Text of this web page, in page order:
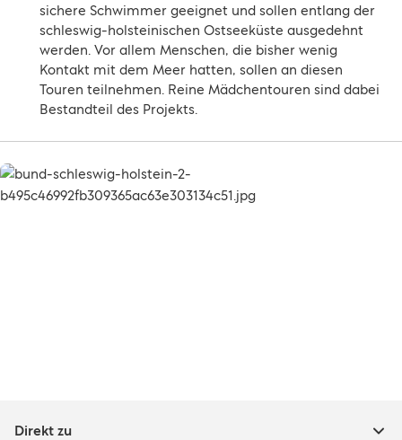
sichere Schwimmer geeignet und sollen entlang der
schleswig-holsteinischen Ostseeküste ausgedehnt
werden. Vor allem Menschen, die bisher wenig
Kontakt mit dem Meer hatten, sollen an diesen
Touren teilnehmen. Reine Mädchentouren sind dabei
Bestandteil des Projekts.
Direkt zu